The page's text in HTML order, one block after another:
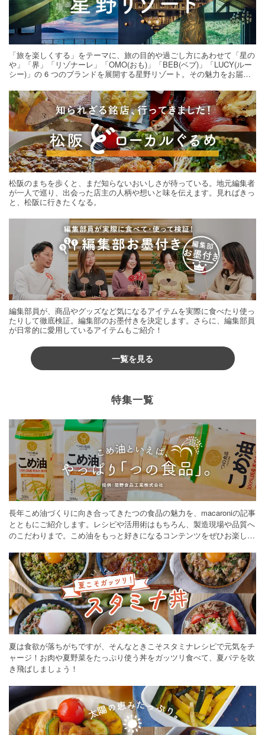
「旅を楽しくする」をテーマに、旅の目的や過ごし方にあわせて「星の
や」「界」「リゾナーレ」「OMO(おも)」「BEB(ベブ)」「LUCY(ルー
シー)」の 6 つのブランドを展開する星野リゾート。その魅力をお届け
松阪のまちを歩くと、まだ知らないおいしさが待っている。地元編集者
が一人で巡り、出会った店主の人柄や想いと味を伝えます。見ればきっ
と、松阪に行きたくなる。
編集部員が、商品やグッズなど気になるアイテムを実際に食べたり使っ
たりして徹底検証。編集部のお墨付きを決定します。さらに、編集部員
が日常的に愛用しているアイテムもご紹介！
一覧を見る
特集一覧
長年こめ油づくりに向き合ってきたつの食品の魅力を、macaroniの記事
とともにご紹介します。レシピや活用術はもちろん、製造現場や品質へ
のこだわりまで。こめ油をもっと好きになるコンテンツをぜひお楽しみ
夏は食欲が落ちがちですが、そんなときこそスタミナレシピで元気をチ
ャージ！お肉や夏野菜をたっぷり使う丼をガッツリ食べて、夏バテを吹
き飛ばしましょう！